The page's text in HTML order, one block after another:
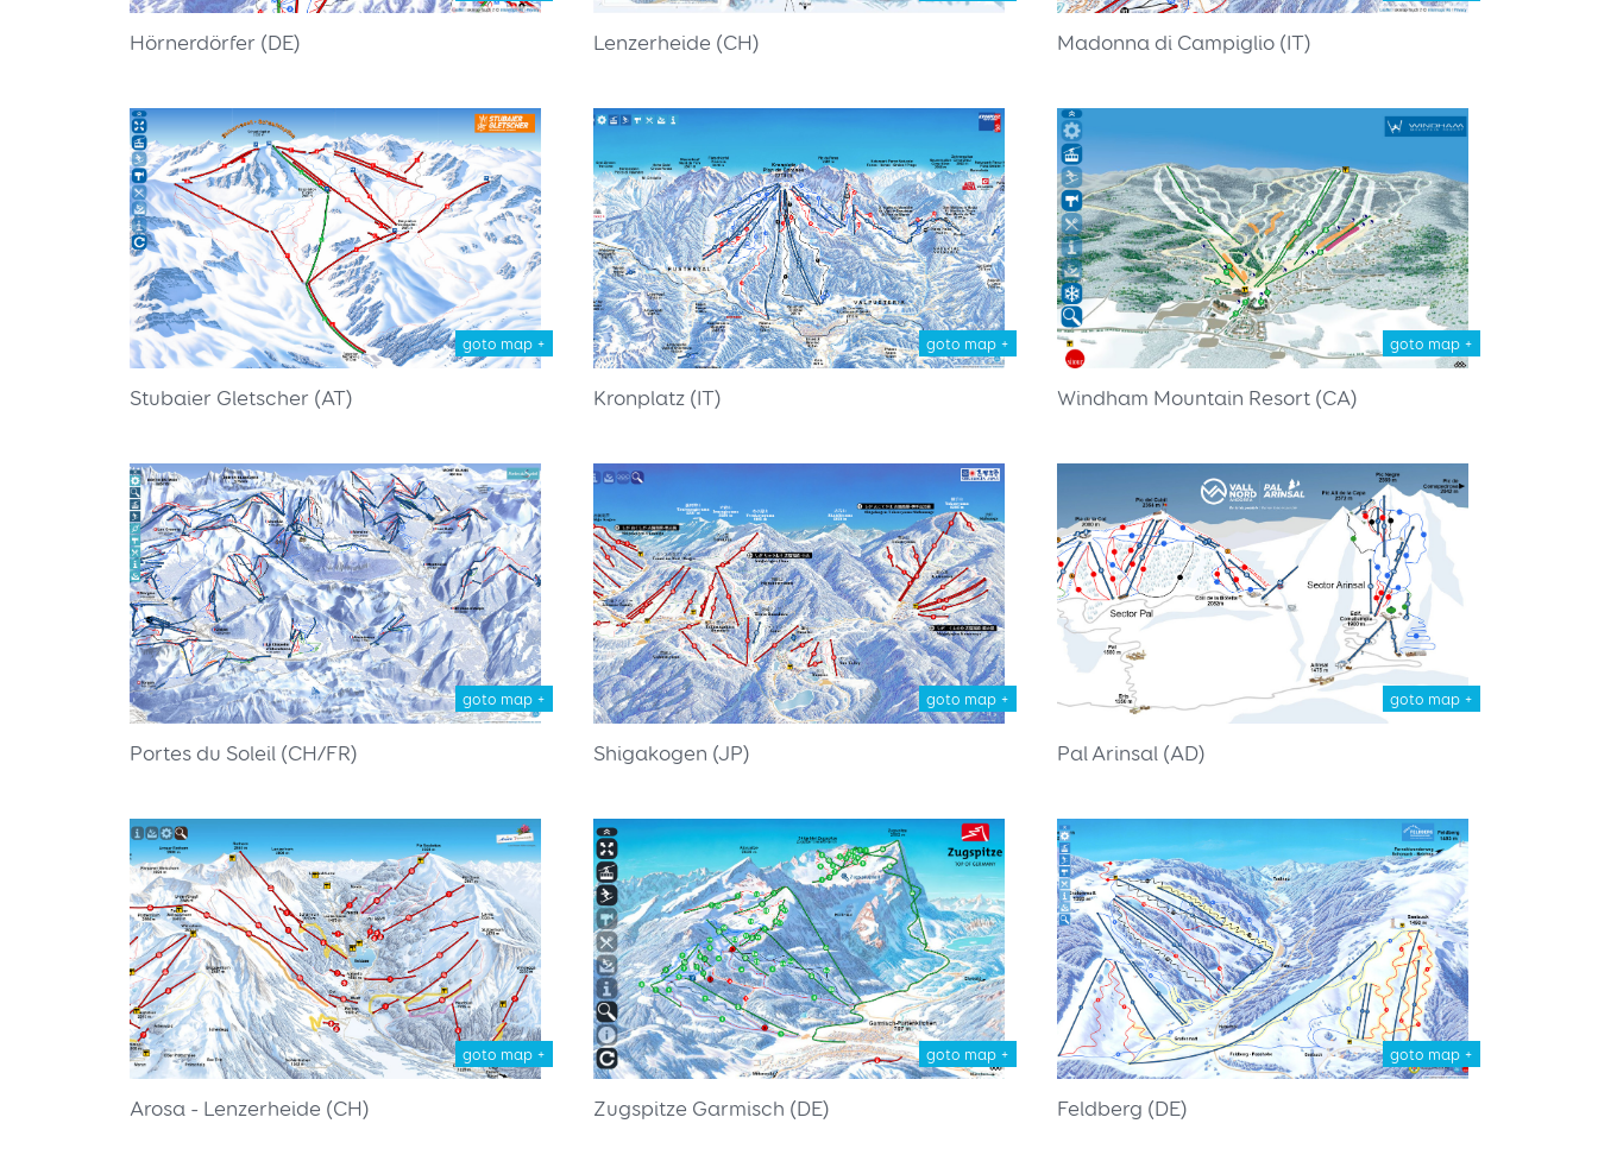
Hörnerdörfer (DE) Lenzerheide (CH) Madonna di Campiglio (IT)
goto map +
Stubaier Gletscher (AT)
goto map +
Kronplatz (IT)
goto map +
Windham Mountain Resort (CA)
goto map +
Portes du Soleil (CH/FR)
goto map +
Shigakogen (JP)
goto map +
Pal Arinsal (AD)
goto map +
Arosa - Lenzerheide (CH)
goto map +
Zugspitze Garmisch (DE)
goto map +
Feldberg (DE)